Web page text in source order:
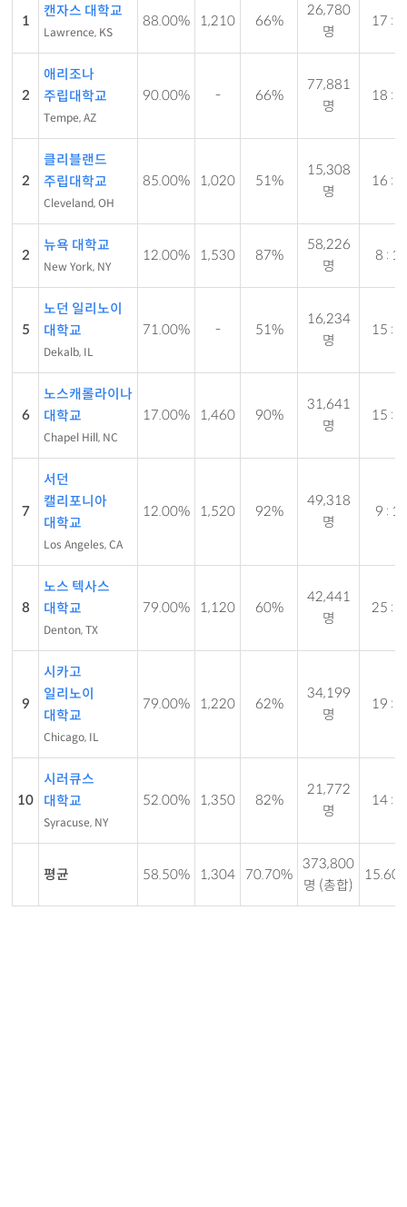
1
캔자스 대학교
Lawrence, KS
88.00% 1,210 66%
26,780
명
17 : 1
2
애리조나
주립대학교
Tempe, AZ
90.00% - 66%
77,881
명
18 : 1
2
클리블랜드
주립대학교
Cleveland, OH
85.00% 1,020 51%
15,308
명
16 : 1
2
뉴욕 대학교
New York, NY
12.00% 1,530 87%
58,226
명
8 : 1
5
노던 일리노이
대학교
Dekalb, IL
71.00% - 51%
16,234
명
15 : 1
6
노스캐롤라이나
대학교
Chapel Hill, NC
17.00% 1,460 90%
31,641
명
15 : 1
7
서던
캘리포니아
대학교
Los Angeles, CA
12.00% 1,520 92%
49,318
명
9 : 1
8
노스 텍사스
대학교
Denton, TX
79.00% 1,120 60%
42,441
명
25 : 1
9
시카고
일리노이
대학교
Chicago, IL
79.00% 1,220 62%
34,199
명
19 : 1
10
시러큐스
대학교
Syracuse, NY
52.00% 1,350 82%
21,772
명
14 : 1
평균 58.50% 1,304 70.70%
373,800
명 (총합)